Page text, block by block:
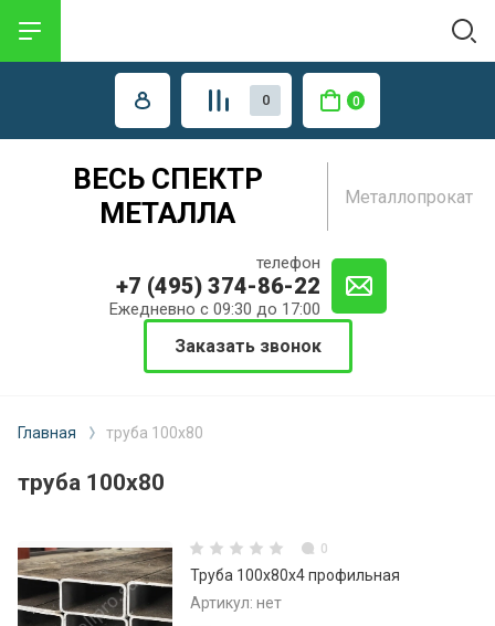
0 0
ВЕСЬ СПЕКТР
МЕТАЛЛА
Металлопрокат
телефон
+7 (495) 374-86-22
Ежедневно с 09:30 до 17:00
Заказать звонок
Главная труба 100х80
труба 100х80
0
Труба 100х80х4 профильная
Артикул: нет